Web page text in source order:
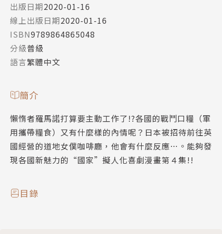
出版日期2020-01-16
線上出版日期2020-01-16
ISBN9789864865048
分級普級
語言繁體中文
簡介
懶惰者羅馬諾打算要主動工作了!?各國的戰鬥口糧（軍
用攜帶糧食）又有什麼樣的內情呢？日本被招待前往英
國經營的道地女僕咖啡廳，他會有什麼反應…。能夠發
現各國新魅力的“國家”擬人化喜劇漫畫第４集!!
目錄